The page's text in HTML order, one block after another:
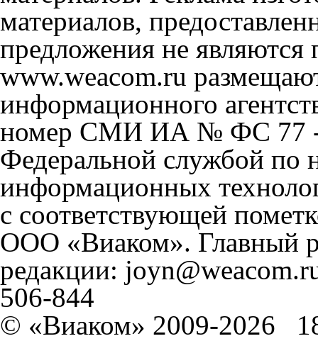
материалов,
предложения не
www.weacom.ru
информационного
номер СМИ ИА № ФС 77 -
Федеральной службой по
информационных
с соответствующей
ООО «Виаком». Главный
редакции:
506-844
© «Виаком» 2009-2026